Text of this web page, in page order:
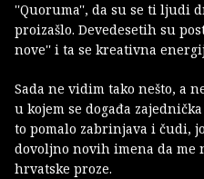
''Quoruma'', da su se ti ljudi
proizašlo. Devedesetih su
nove'' i ta se kreativna
Sada ne vidim tako nešto, a
u kojem se događa
to pomalo zabrinjava i čudi,
dovoljno novih imena da me
hrvatske proze.